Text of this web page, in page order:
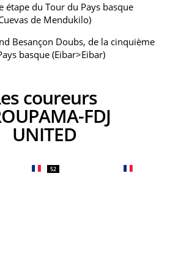
étape du Tour du Pays basque
de Mendukilo)
Besançon Doubs, de la cinquième
basque (Eibar>Eibar)
FDJ
UNITED
52